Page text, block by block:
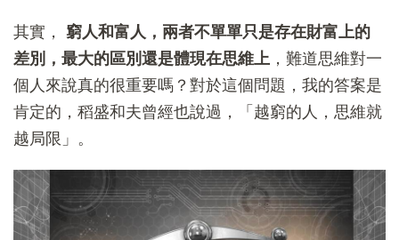
其實， 窮人和富人，兩者不單單只是存在財富上的
差別，最大的區別還是體現在思維上 ，難道思維對一
個人來說真的很重要嗎？對於這個問題，我的答案是
肯定的，稻盛和夫曾經也說過，「越窮的人，思維就
越局限」。